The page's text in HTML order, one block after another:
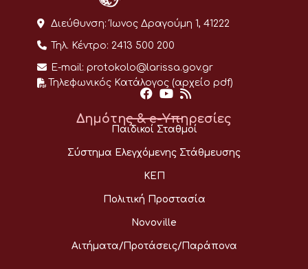
Διεύθυνση: Ίωνος Δραγούμη 1, 41222
Τηλ. Κέντρο: 2413 500 200
E-mail: protokolo@larissa.gov.gr
Τηλεφωνικός Κατάλογος (αρχείο pdf)
Δημότης & e-Υπηρεσίες
Παιδικοί Σταθμοί
Σύστημα Ελεγχόμενης Στάθμευσης
ΚΕΠ
Πολιτική Προστασία
Novoville
Αιτήματα/Προτάσεις/Παράπονα